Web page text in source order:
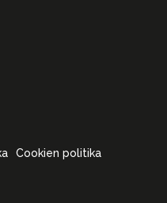
Cookien politika